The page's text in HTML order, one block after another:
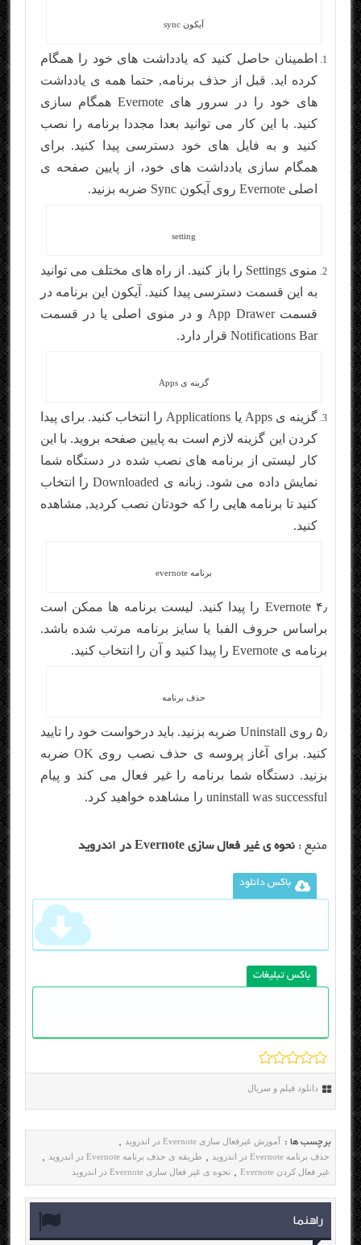
آیکون sync
اطمینان حاصل کنید که یادداشت های خود را همگام
کرده اید. قبل از حذف برنامه, حتما همه ی یادداشت
های خود را در سرور های Evernote همگام سازی
کنید. با این کار می توانید بعدا مجددا برنامه را نصب
کنید و به فایل های خود دسترسی پیدا کنید. برای
همگام سازی یادداشت های خود، از پایین صفحه ی
اصلی Evernote روی آیکون Sync ضربه بزنید.
setting
منوی Settings را باز کنید. از راه های مختلف می توانید
به این قسمت دسترسی پیدا کنید. آیکون این برنامه در
قسمت App Drawer و در منوی اصلی یا در قسمت
Notifications Bar قرار دارد.
گزینه ی Apps
گزینه ی Apps یا Applications را انتخاب کنید. برای پیدا
کردن این گزینه لازم است به پایین صفحه بروید. با این
کار لیستی از برنامه های نصب شده در دستگاه شما
نمایش داده می شود. زبانه ی Downloaded را انتخاب
کنید تا برنامه هایی را که خودتان نصب کردید, مشاهده
کنید.
برنامه evernote
۴٫ Evernote را پیدا کنید. لیست برنامه ها ممکن است
براساس حروف الفبا یا سایز برنامه مرتب شده باشد.
برنامه ی Evernote را پیدا کنید و آن را انتخاب کنید.
حذف برنامه
۵٫ روی Uninstall ضربه بزنید. باید درخواست خود را تایید
کنید. برای آغاز پروسه ی حذف نصب روی OK ضربه
بزنید. دستگاه شما برنامه را غیر فعال می کند و پیام
uninstall was successful را مشاهده خواهید کرد.
منبع :نحوه ی غیر فعال سازی Evernote در اندروید
باکس دانلود
باکس تبلیغات
دانلود فیلم و سریال
برچسب ها : آموزش غیرفعال سازی Evernote در اندروید ,
حذف برنامه Evernote در اندروید , طریقه ی حذف برنامه Evernote در اندروید ,
غیر فعال کردن Evernote , نحوه ی غیر فعال سازی Evernote در اندروید
راهنما